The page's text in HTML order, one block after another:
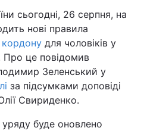
сьогодні, 26 серпня, на
нові правила
для чоловіків у
Про це повідомив
Зеленський у
за підсумками доповіді
Свириденко.
уряду буде оновлено